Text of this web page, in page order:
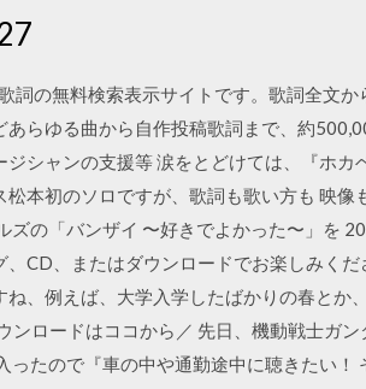
詞の無料検索表示サイトです。歌詞全文
あらゆる曲から自作投稿歌詞まで、約
ジシャンの支援等 涙をとどけては、『ホ
松本初のソロですが、歌詞も歌い方も 映
ズの「バンザイ 〜好きでよかった〜」を
、CD、またはダウンロードでお楽しみく
ね、例えば、大学入学したばかりの春と
ンロードはココから／ 先日、機動戦士ガ
ったので『車の中や通勤途中に聴きたい